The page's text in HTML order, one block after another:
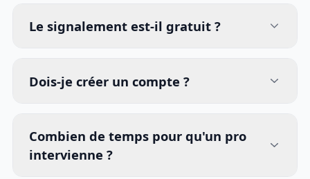
Le signalement est-il gratuit ?
Dois-je créer un compte ?
Combien de temps pour qu'un pro
intervienne ?